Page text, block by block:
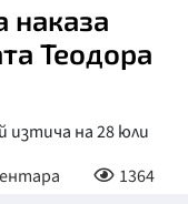
наказа
Теодора
на 28 юли
1364